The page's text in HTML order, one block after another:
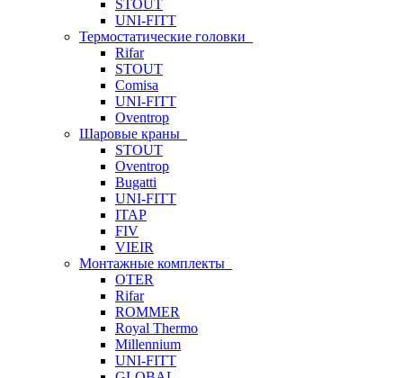
STOUT
UNI-FITT
Термостатические головки
Rifar
STOUT
Comisa
UNI-FITT
Oventrop
Шаровые краны
STOUT
Oventrop
Bugatti
UNI-FITT
ITAP
FIV
VIEIR
Монтажные комплекты
OTER
Rifar
ROMMER
Royal Thermo
Millennium
UNI-FITT